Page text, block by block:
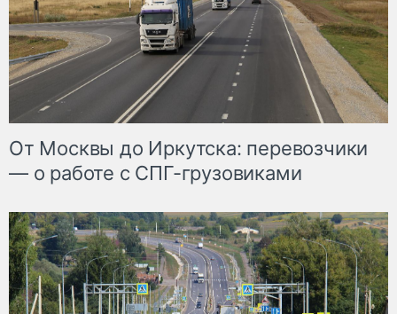
От Москвы до Иркутска: перевозчики
— о работе с СПГ-грузовиками